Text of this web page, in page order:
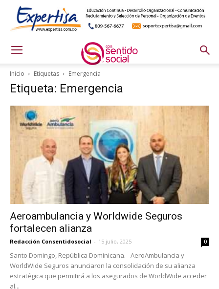
Inicio Etiquetas Emergencia
Etiqueta: Emergencia
Aeroambulancia y Worldwide Seguros
fortalecen alianza
Redacción Consentidosocial - 15 julio, 2025 0
Santo Domingo, República Dominicana.- AeroAmbulancia y
WorldWide Seguros anunciaron la consolidación de su alianza
estratégica que permitirá a los asegurados de WorldWide acceder
al...